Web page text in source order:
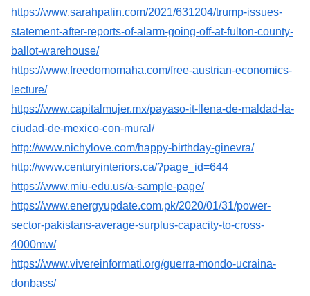
https://www.sarahpalin.com/2021/631204/trump-issues-
statement-after-reports-of-alarm-going-off-at-fulton-county-
ballot-warehouse/
https://www.freedomomaha.com/free-austrian-economics-
lecture/
https://www.capitalmujer.mx/payaso-it-llena-de-maldad-la-
ciudad-de-mexico-con-mural/
http://www.nichylove.com/happy-birthday-ginevra/
http://www.centuryinteriors.ca/?page_id=644
https://www.miu-edu.us/a-sample-page/
https://www.energyupdate.com.pk/2020/01/31/power-
sector-pakistans-average-surplus-capacity-to-cross-
4000mw/
https://www.vivereinformati.org/guerra-mondo-ucraina-
donbass/